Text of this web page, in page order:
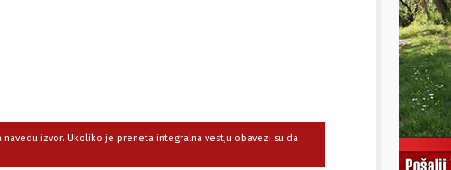
izvor. Ukoliko je preneta integralna vest,u obavezi su da